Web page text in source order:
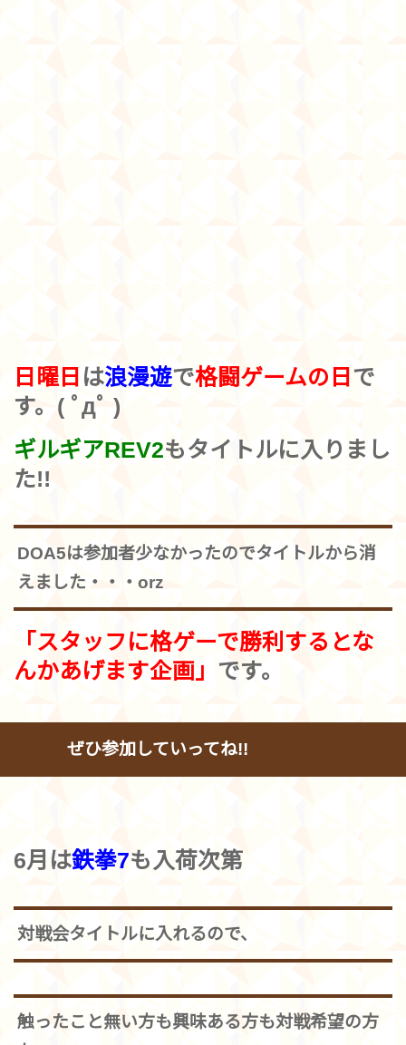
日曜日 は浪漫遊で格闘ゲームの日 で
す。( ﾟдﾟ )
ギルギアREV2もタイトルに入りまし
た!!
DOA5は参加者少なかったのでタイトルから消
えました・・・orz
「スタッフに格ゲーで勝利するとな
んかあげます企画」 です。
ぜひ参加していってね!!
6月は鉄拳7も入荷次第
対戦会タイトルに入れるので、
触ったこと無い方も興味ある方も対戦希望の方